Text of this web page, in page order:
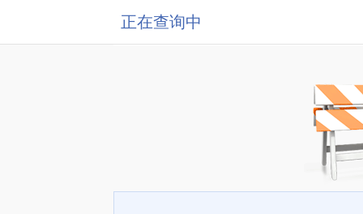
正在查询中